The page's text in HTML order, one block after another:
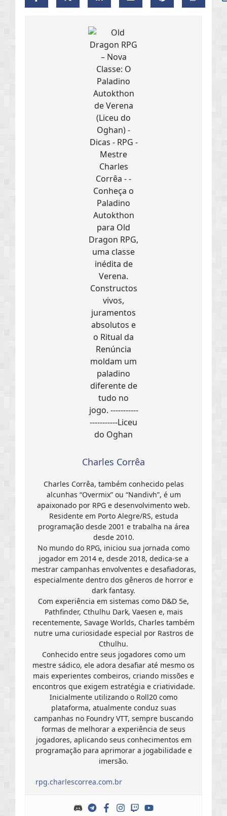
Charles Corrêa
Charles Corrêa, também conhecido pelas
alcunhas “Overmix” ou “Nandivh”, é um
apaixonado por RPG e desenvolvimento web.
Residente em Porto Alegre/RS, estuda
programação desde 2001 e trabalha na área
desde 2010.
No mundo do RPG, iniciou sua jornada como
jogador em 2014 e, desde 2018, dedica-se a
mestrar campanhas envolventes e desafiadoras,
especialmente dentro dos gêneros de horror e
dark fantasy.
Com experiência em sistemas como D&D 5e,
Pathfinder, Cthulhu Dark, Vaesen e, mais
recentemente, Savage Worlds, Charles também
nutre uma curiosidade especial por Rastros de
Cthulhu.
Conhecido entre seus jogadores como um
mestre sádico, ele adora desafiar até mesmo os
mais experientes combeiros, criando missões e
encontros que exigem estratégia e criatividade.
Inicialmente utilizando o Roll20 como
plataforma, atualmente conduz suas
campanhas no Foundry VTT, sempre buscando
formas de melhorar a experiência de seus
jogadores, aplicando seus conhecimentos em
programação para aprimorar a jogabilidade e
imersão.
rpg.charlescorrea.com.br